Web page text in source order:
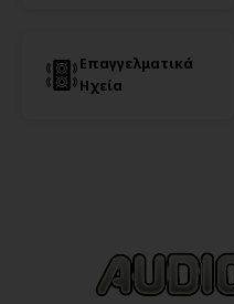
Επαγγελματικά
Ηχεία